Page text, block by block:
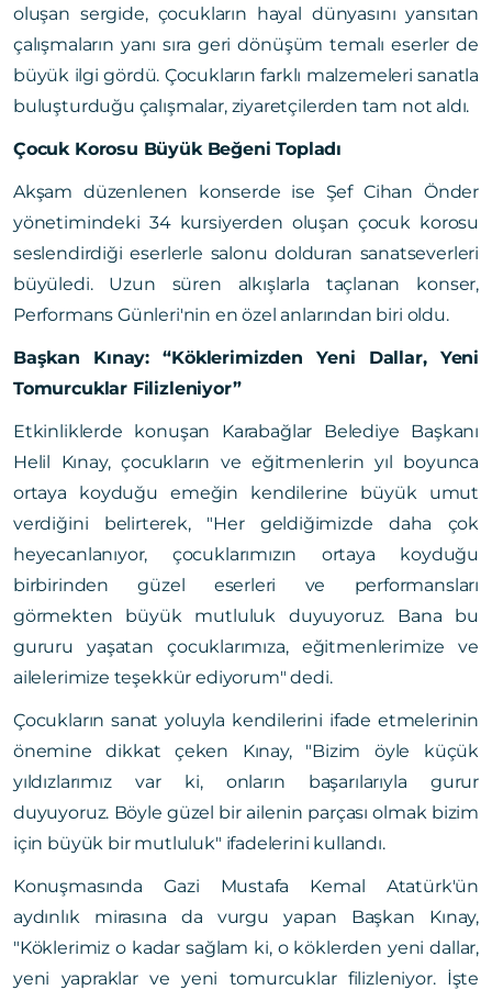
oluşan sergide, çocukların hayal dünyasını yansıtan
çalışmaların yanı sıra geri dönüşüm temalı eserler de
büyük ilgi gördü. Çocukların farklı malzemeleri sanatla
buluşturduğu çalışmalar, ziyaretçilerden tam not aldı.
Çocuk Korosu Büyük Beğeni Topladı
Akşam düzenlenen konserde ise Şef Cihan Önder
yönetimindeki 34 kursiyerden oluşan çocuk korosu
seslendirdiği eserlerle salonu dolduran sanatseverleri
büyüledi. Uzun süren alkışlarla taçlanan konser,
Performans Günleri'nin en özel anlarından biri oldu.
Başkan Kınay: “Köklerimizden Yeni Dallar, Yeni
Tomurcuklar Filizleniyor”
Etkinliklerde konuşan Karabağlar Belediye Başkanı
Helil Kınay, çocukların ve eğitmenlerin yıl boyunca
ortaya koyduğu emeğin kendilerine büyük umut
verdiğini belirterek, "Her geldiğimizde daha çok
heyecanlanıyor, çocuklarımızın ortaya koyduğu
birbirinden güzel eserleri ve performansları
görmekten büyük mutluluk duyuyoruz. Bana bu
gururu yaşatan çocuklarımıza, eğitmenlerimize ve
ailelerimize teşekkür ediyorum" dedi.
Çocukların sanat yoluyla kendilerini ifade etmelerinin
önemine dikkat çeken Kınay, "Bizim öyle küçük
yıldızlarımız var ki, onların başarılarıyla gurur
duyuyoruz. Böyle güzel bir ailenin parçası olmak bizim
için büyük bir mutluluk" ifadelerini kullandı.
Konuşmasında Gazi Mustafa Kemal Atatürk'ün
aydınlık mirasına da vurgu yapan Başkan Kınay,
"Köklerimiz o kadar sağlam ki, o köklerden yeni dallar,
yeni yapraklar ve yeni tomurcuklar filizleniyor. İşte